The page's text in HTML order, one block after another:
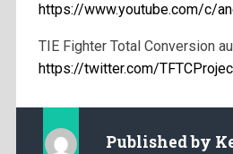
https://www.youtube.com/c/
TIE Fighter Total Conversion
https://twitter.com/
Published by